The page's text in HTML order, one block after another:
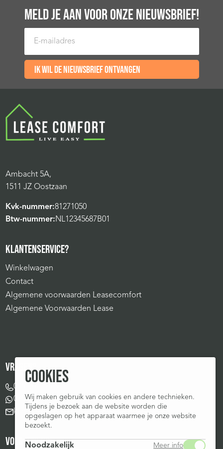
MELD JE AAN VOOR ONZE NIEUWSBRIEF!
E-mailadres
Ik wil de nieuwsbrief ontvangen
Ambacht 5A,
1511 JZ Oostzaan
Kvk-nummer:81271050
Btw-nummer: NL12345687B01
KLANTENSERVICE?
Winkelwagen
Contact
Algemene voorwaarden Leasecomfort
Algemene Voorwaarden Lease
VRAGEN?
075-207 1075
075-207 1075
klantenservice@leasecomfort.nl
VOLG ONS OP:
COOKIES
Wij maken gebruik van cookies en andere technieken.
Tijdens je bezoek aan de website worden die
opgeslagen op het apparaat waarmee je onze website
bezoekt.
Noodzakelijk Meer info